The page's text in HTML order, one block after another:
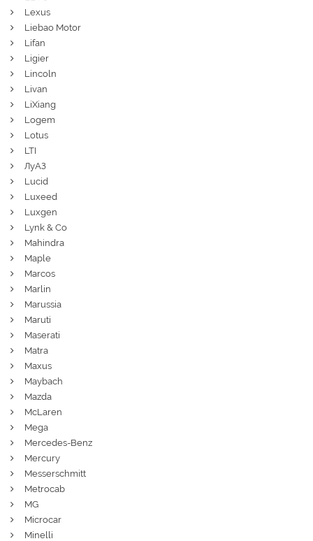
Lexus
Liebao Motor
Lifan
Ligier
Lincoln
Livan
LiXiang
Logem
Lotus
LTI
ЛуАЗ
Lucid
Luxeed
Luxgen
Lynk & Co
Mahindra
Maple
Marcos
Marlin
Marussia
Maruti
Maserati
Matra
Maxus
Maybach
Mazda
McLaren
Mega
Mercedes-Benz
Mercury
Messerschmitt
Metrocab
MG
Microcar
Minelli